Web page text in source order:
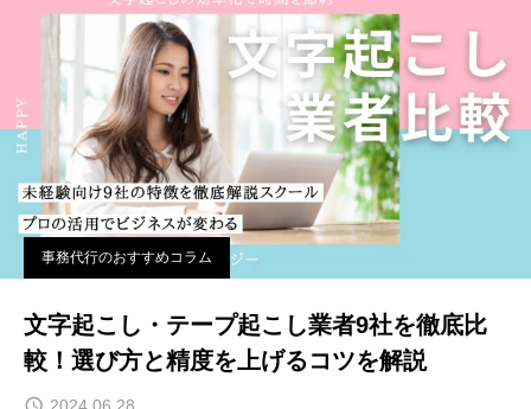
事務代行のおすすめコラム
文字起こし・テープ起こし業者9社を徹底比
較！選び方と精度を上げるコツを解説